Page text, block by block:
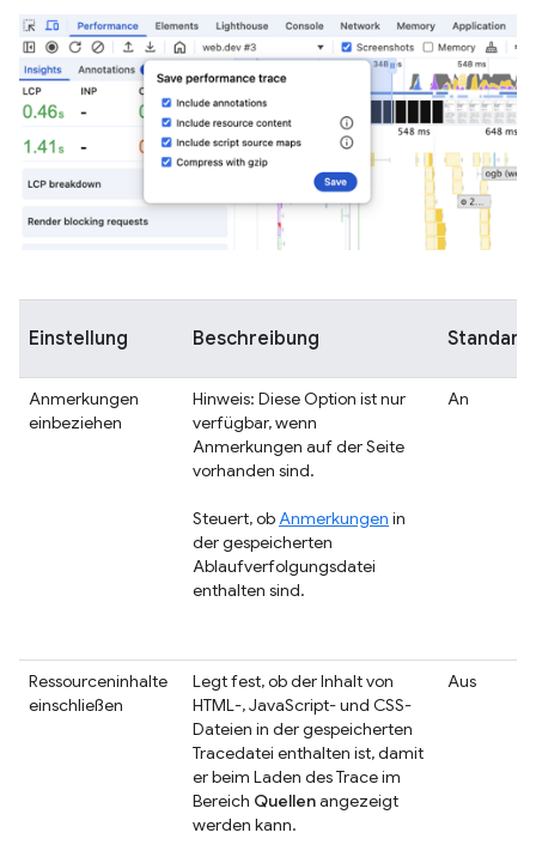
Einstellung Beschreibung Standard
Anmerkungen
einbeziehen
Hinweis: Diese Option ist nur
verfügbar, wenn
Anmerkungen auf der Seite
vorhanden sind.
Steuert, obAnmerkungen in
der gespeicherten
Ablaufverfolgungsdatei
enthalten sind.
An
Ressourceninhalte
einschließen
Legt fest, ob der Inhalt von
HTML-, JavaScript- und CSS-
Dateien in der gespeicherten
Tracedatei enthalten ist, damit
er beim Laden des Trace im
Bereich Quellenangezeigt
werden kann.
Aus